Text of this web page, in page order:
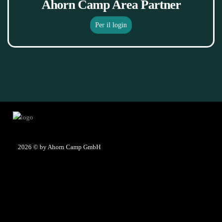
Ahorn Camp Area Partner
Per il login
2026 © by Ahorn Camp GmbH